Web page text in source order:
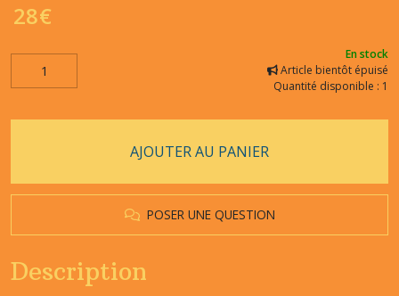
28€
En stock
Article bientôt épuisé
Quantité disponible : 1
AJOUTER AU PANIER
POSER UNE QUESTION
Description